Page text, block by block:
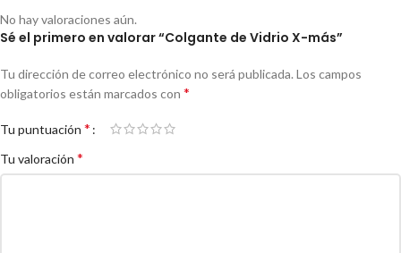
No hay valoraciones aún.
Sé el primero en valorar “Colgante de Vidrio X-más”
Tu dirección de correo electrónico no será publicada. Los campos
obligatorios están marcados con *
Tu puntuación *
Tu valoración *